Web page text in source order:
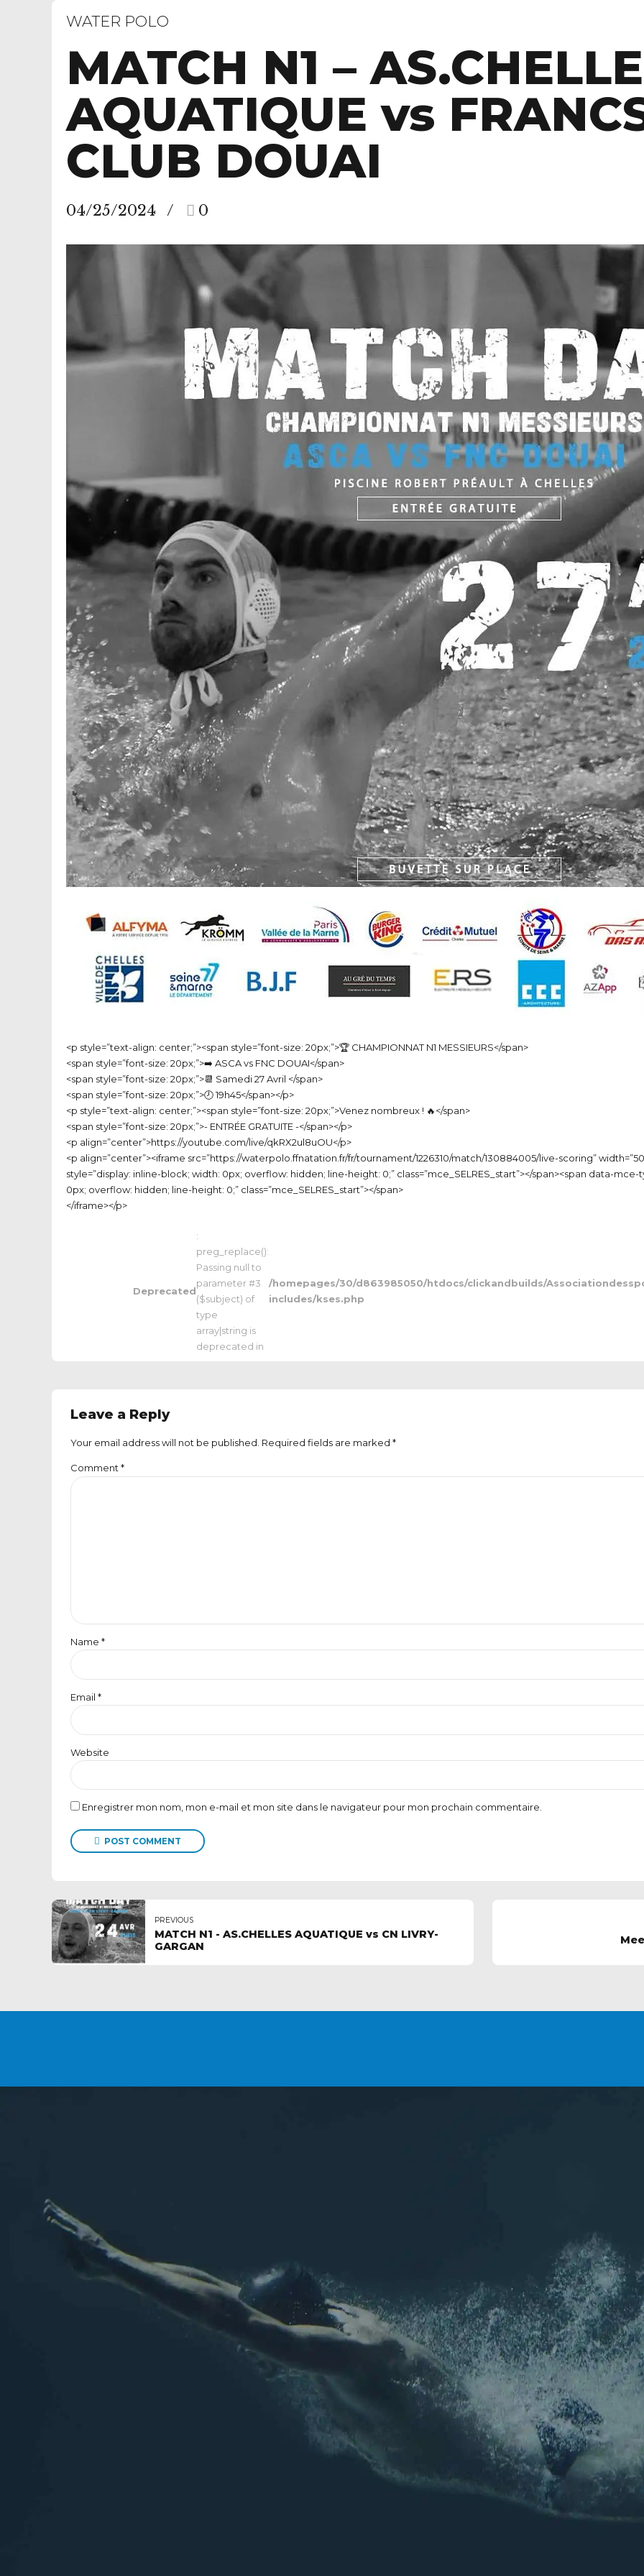
WATER POLO
MATCH N1 –
AQUATIQUE vs
CLUB DOUAI
04/25/2024 0
<p style=”text-align: center;”><span style=”font-size: 20px;”>🏆 CHAMPIONNAT N1 MESSIEURS</span>
<span style=”font-size: 20px;”>➡️ ASCA vs FNC DOUAI</span>
<span style=”font-size: 20px;”>📆 Samedi 27 Avril </span>
<span style=”font-size: 20px;”>🕗 19h45</span></p>
<p style=”text-align: center;”><span style=”font-size: 20px;”>Venez nombreux ! 🔥</span>
<span style=”font-size: 20px;”>- ENTRÉE GRATUITE -</span></p>
<p align=”center”>https://youtube.com/live/qkRX2ul8uOU</p>
<p align=”center”><iframe src=”https://waterpolo.ffnatation.fr/fr/tournament/1226310/match/130884005/live-scoring”
style=”display: inline-block; width: 0px; overflow: hidden; line-height: 0;” class=”mce_SELRES_start”></span><span data-
0px; overflow: hidden; line-height: 0;” class=”mce_SELRES_start”></span>
</iframe></p>
Deprecated
:
preg_replace():
Passing null to
parameter #3
($subject) of
type
array|string is
deprecated in
/homepages/30/d863985050/htdocs/clickandbuilds/
includes/kses.php
Leave a Reply
Your email address will not be published. Required fields are marked *
Comment *
Name *
Email *
Website
Enregistrer mon nom, mon e-mail et mon site dans le navigateur pour mon prochain commentaire.
POST COMMENT
PREVIOUS
MATCH N1 - AS.CHELLES AQUATIQUE vs CN LIVRY-
GARGAN